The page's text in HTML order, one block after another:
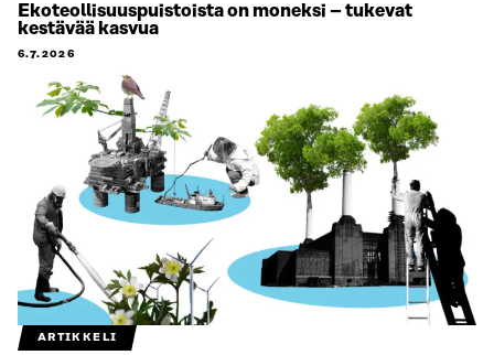
Ekoteollisuuspuistoista on moneksi – tukevat
kestävää kasvua
6.7.2026
ARTIKKELI